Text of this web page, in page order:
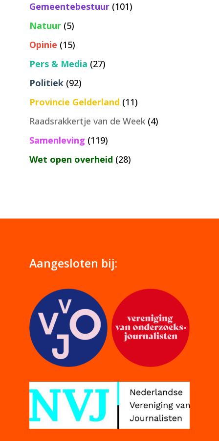
Gemeentebestuur(101)
Natuur(5)
Opinie (15)
Pers & Media (27)
Politiek(92)
Provincie Gelderland (11)
Raadsrakkertje van de Week(4)
Samenleving (119)
Wet open overheid (28)
Aangesloten bij: